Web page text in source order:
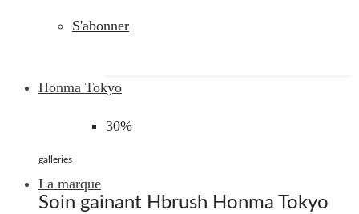
Honma Tokyo
La marque
S'abonner
30%
galleries
Soin gainant Hbrush Honma Tokyo